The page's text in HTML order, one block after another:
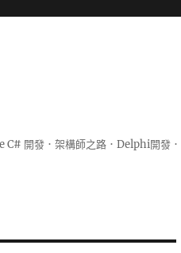
開發．架構師之路．Delphi開發